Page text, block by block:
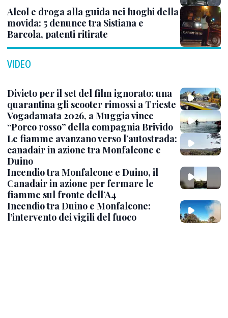
Alcol e droga alla guida nei luoghi della
movida: 5 denunce tra Sistiana e
Barcola, patenti ritirate
VIDEO
Divieto per il set del film ignorato: una
quarantina gli scooter rimossi a Trieste
Vogadamata 2026, a Muggia vince
“Porco rosso” della compagnia Brivido
Le fiamme avanzano verso l’autostrada:
canadair in azione tra Monfalcone e
Duino
Incendio tra Monfalcone e Duino, il
Canadair in azione per fermare le
fiamme sul fronte dell’A4
Incendio tra Duino e Monfalcone:
l’intervento dei vigili del fuoco